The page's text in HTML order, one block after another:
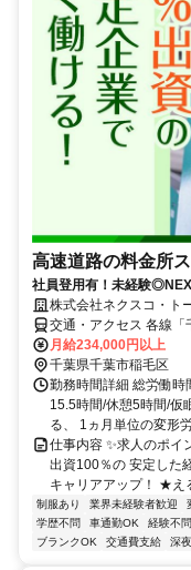
高速道路の料金所
社員登用有！未経験
株式会社ネクスコ・
交通・アクセス 各線
月給234,000円以上
千葉県千葉市稲毛区
勤務時間詳細 総労働
15.5時間/休憩5時間/仮
る、 1ヵ月単位の変形
仕事内容 ✨求人のポ
出資100％の 安定した
キャリアアップ！ ★え
制服あり 業界未経験者歓迎
学歴不問
車通勤OK 経験不問
ブランクOK
交通費支給 深夜